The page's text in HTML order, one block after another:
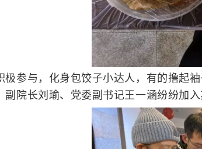
极参与，化身包饺子小达人，有的撸起
副院长刘瑜、党委副书记王一涵纷纷加